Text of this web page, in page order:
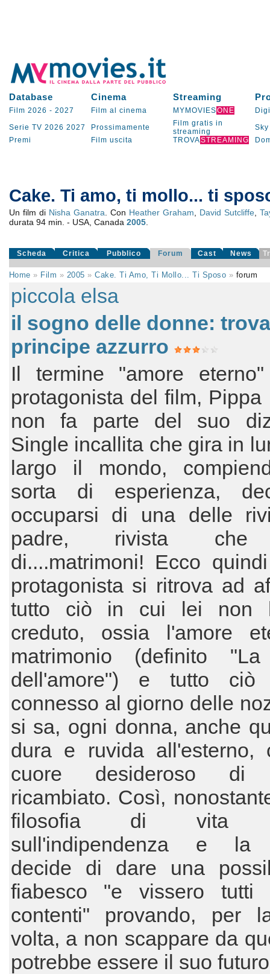
Database Cinema Streaming
Film 2026 - 2027 Film al cinema MYMOVIESONE
Serie TV 2026 2027 Prossimamente
Film gratis in
streaming
Sky
Premi
Film uscita TROVASTREAMING
Cake. Ti amo, ti mollo... ti
Un film di Nisha Ganatra . Con Heather Graham David Sutcliffe ,
durata 94 min. - USA, Canada 2005.
Scheda Critica Pubblico Forum Cast News
Home » Film » 2005 »Cake. Ti Amo, Ti Mollo... Ti Sposo » forum
piccola elsa
il sogno delle donne:
principe azzurro
Il termine "amore
protagonista del film, Pippa
non fa parte del suo
Single incallita che gira in
largo il mondo,
sorta di esperienza,
occuparsi di una delle
padre, rivista che
di....matrimoni! Ecco
protagonista si ritrova ad
tutto ciò in cui lei non
creduto, ossia l'amore
matrimonio (definito
dell'amore") e tutto
connesso al giorno delle
si sa, ogni donna, anche
dura e ruvida all'esterno,
cuore desideroso di
ricambiato. Così,
filosofia di vita
sull'indipendenza e la
decide di dare una
fiabesco "e vissero tutti
contenti" provando, per
volta, a non scappare da
potrebbe essere il suo